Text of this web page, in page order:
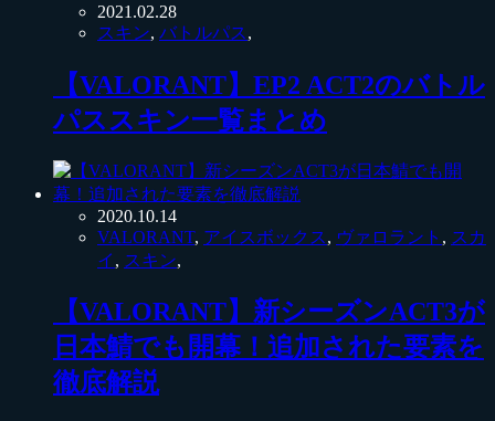
2021.02.28
スキン, バトルパス ,
【VALORANT】EP2 ACT2のバトル
パススキン一覧まとめ
2020.10.14
VALORANT, アイスボックス , ヴァロラント , スカ
イ , スキン,
【VALORANT】新シーズンACT3が
日本鯖でも開幕！追加された要素を
徹底解説